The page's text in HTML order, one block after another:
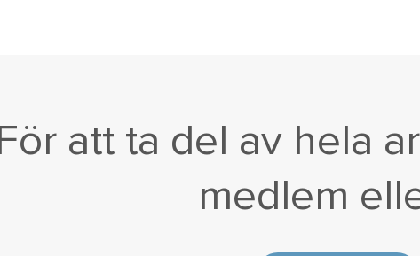
För att ta del av hela
medlem